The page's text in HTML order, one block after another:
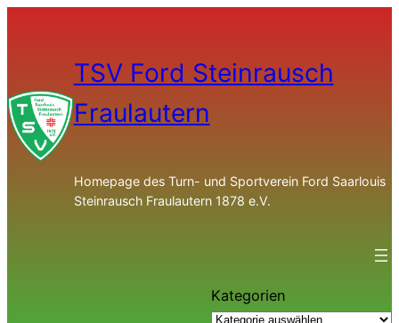
TSV Ford Steinrausch
Fraulautern
Homepage des Turn- und Sportverein Ford Saarlouis
Steinrausch Fraulautern 1878 e.V.
Kategorien